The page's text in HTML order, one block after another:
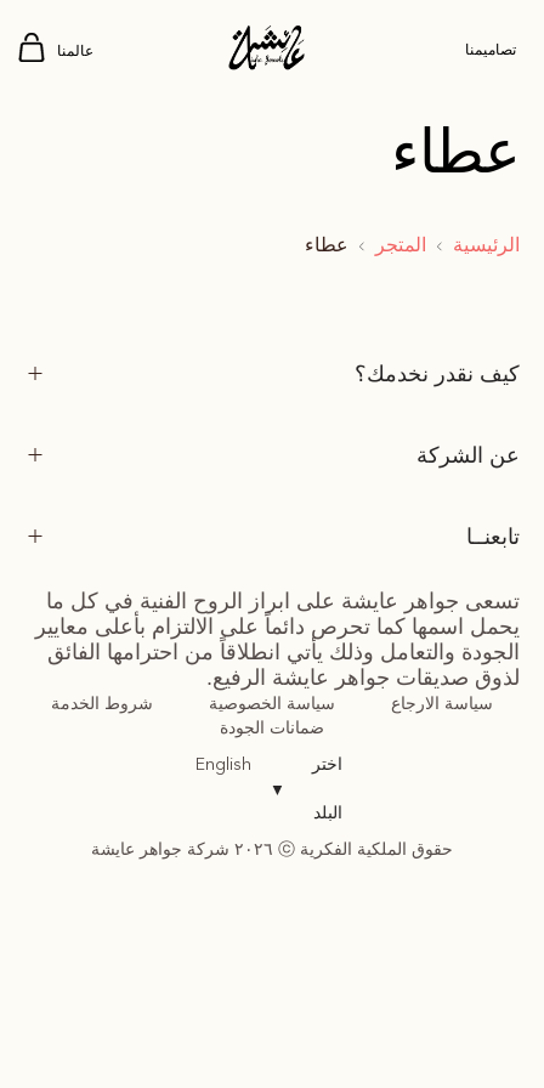
تصاميمنا عالمنا
عطاء
الرئيسية المتجر عطاء
كيف نقدر نخدمك؟
عن الشركة
تابعنــا
تسعى جواهر عايشة على ابراز الروح الفنية في كل ما
يحمل اسمها كما تحرص دائماً على الالتزام بأعلى معايير
الجودة والتعامل وذلك يأتي انطلاقاً من احترامها الفائق
لذوق صديقات جواهر عايشة الرفيع.
سياسة الارجاع سياسة الخصوصية
شروط الخدمة
ضمانات الجودة
اختر
البلد
▼
English
حقوق الملكية الفكرية ⓒ ٢٠٢٦ شركة جواهر عايشة